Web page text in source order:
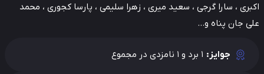
، سارا گرجی ، سعید میری ، زهرا سلیمی ، پارسا کجوری ، محمد
جان ‌پناه و…
جوایز: 1 برد و 1 نامزدی در مجموع